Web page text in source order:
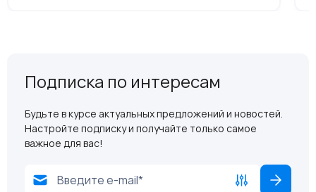
Подписка по интересам
Будьте в курсе актуальных предложений и новостей.
Настройте подписку и получайте только самое
важное для вас!